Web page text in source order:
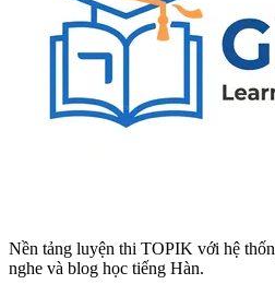
Nền tảng luyện thi TOPIK với hệ
nghe và blog học tiếng Hàn.